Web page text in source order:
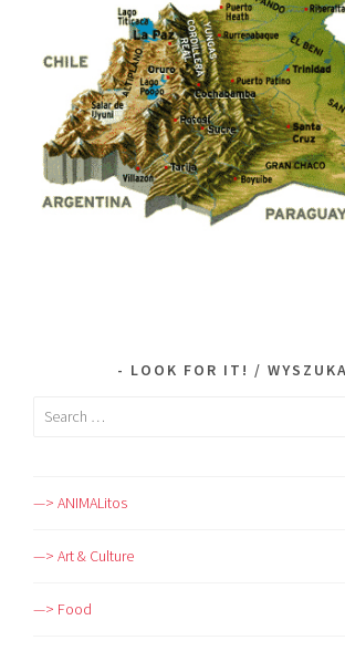
LOOK FOR IT! /
Search
—> ANIMALitos
—> Art & Culture
—> Food